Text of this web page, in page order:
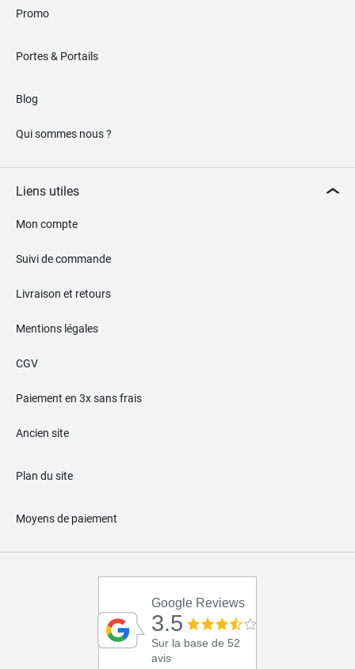
Promo
Portes & Portails
Blog
Qui sommes nous ?
Liens utiles
Mon compte
Suivi de commande
Livraison et retours
Mentions légales
CGV
Paiement en 3x sans frais
Ancien site
Plan du site
Moyens de paiement
Google Reviews
3.5
Sur la base de 52
avis